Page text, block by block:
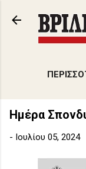
Ημέρα
- Ιουλίου 05, 2024